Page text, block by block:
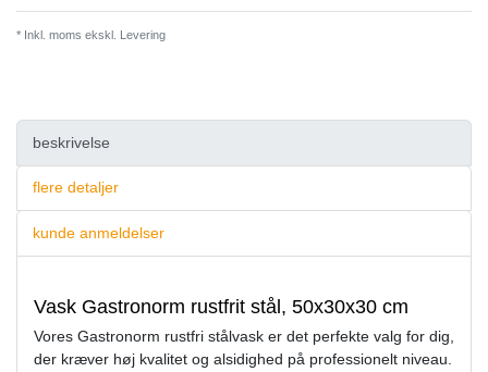
* Inkl. moms ekskl. Levering
beskrivelse
flere detaljer
kunde anmeldelser
Vask Gastronorm rustfrit stål, 50x30x30 cm
Vores Gastronorm rustfri stålvask er det perfekte valg for dig,
der kræver høj kvalitet og alsidighed på professionelt niveau.